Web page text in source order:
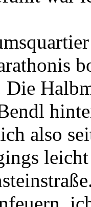
Die
also